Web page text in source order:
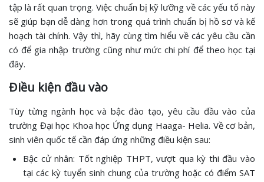
tập là rất quan trọng. Việc chuẩn bị kỹ lưỡng về các yếu tố này
sẽ giúp bạn dễ dàng hơn trong quá trình chuẩn bị hồ sơ và kế
hoạch tài chính. Vậy thì, hãy cùng tìm hiểu về các yêu cầu cần
có để gia nhập trường cũng như mức chi phí để theo học tại
đây.
Điều kiện đầu vào
Tùy từng ngành học và bậc đào tạo, yêu cầu đầu vào của
trường Đại học Khoa học Ứng dụng Haaga- Helia. Về cơ bản,
sinh viên quốc tế cần đáp ứng những điều kiện sau:
Bậc cử nhân: Tốt nghiệp THPT, vượt qua kỳ thi đầu vào
tại các kỳ tuyển sinh chung của trường hoặc có điểm SAT